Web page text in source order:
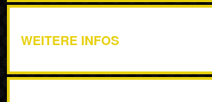
WEITERE INFOS